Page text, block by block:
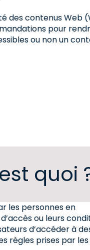
des contenus
pour
ou non un
quoi
les personnes en
ou leurs
d’accéder à
règles prises par les